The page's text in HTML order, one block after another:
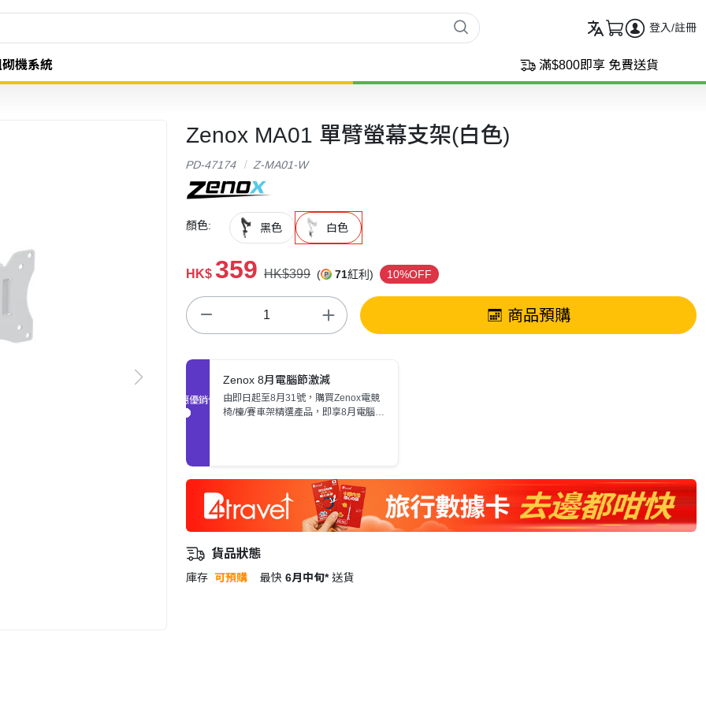
登入/註冊
機系統 滿$800即享 免費送貨
Zenox MA01 單臂螢幕支架(白色)
PD-47174 Z-MA01-W
顏色: 黑色 白色
HK$ 359 HK$399 ( 71紅利) 10%OFF
商品預購
促銷優惠
Zenox 8月電腦節激減
由即日起至8月31號，購買Zenox電競
椅/檯/賽車架精選產品，即享8月電腦節
貨品狀態
庫存 可預購 最快 6月中旬* 送貨